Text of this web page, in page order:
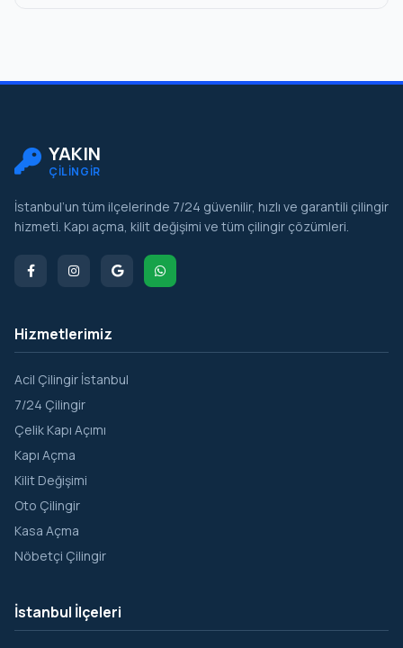
Polonezköy
Riva
Soğuksu
Yalıköy
Yenimahalle
Zerzavatçı
YAKIN
ÇİLİNGİR
İstanbul’un tüm ilçelerinde 7/24 güvenilir, hızlı ve garantili çilingir
hizmeti. Kapı açma, kilit değişimi ve tüm çilingir çözümleri.
Hizmetlerimiz
Acil Çilingir İstanbul
7/24 Çilingir
Çelik Kapı Açımı
Kapı Açma
Kilit Değişimi
Oto Çilingir
Kasa Açma
Nöbetçi Çilingir
İstanbul İlçeleri